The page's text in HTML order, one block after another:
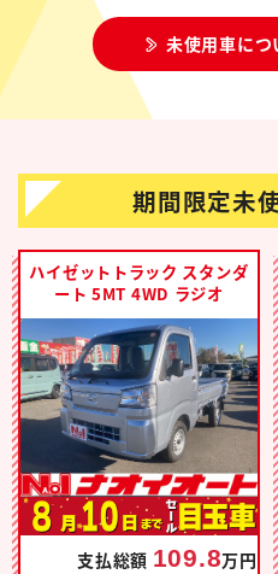
未使用車につ
期間限定未
ハイゼットトラック スタンダ
ート 5MT 4WD ラジオ
支払総額 109.8万円